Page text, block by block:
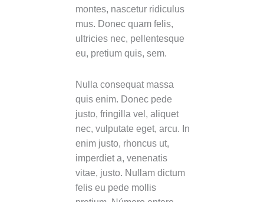
montes, nascetur ridiculus
mus. Donec quam felis,
ultricies nec, pellentesque
eu, pretium quis, sem.
Nulla consequat massa
quis enim. Donec pede
justo, fringilla vel, aliquet
nec, vulputate eget, arcu. In
enim justo, rhoncus ut,
imperdiet a, venenatis
vitae, justo. Nullam dictum
felis eu pede mollis